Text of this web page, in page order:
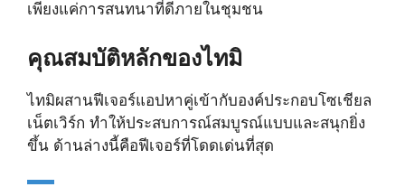
เพียงแค่การสนทนาที่ดีภายในชุมชน
คุณสมบัติหลักของไทมิ
ไทมิผสานฟีเจอร์แอปหาคู่เข้ากับองค์ประกอบโซเชียล
เน็ตเวิร์ก ทำให้ประสบการณ์สมบูรณ์แบบและสนุกยิ่ง
ขึ้น ด้านล่างนี้คือฟีเจอร์ที่โดดเด่นที่สุด